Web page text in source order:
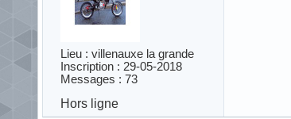
Lieu : villenauxe la grande
Inscription : 29-05-2018
Messages : 73
Hors ligne